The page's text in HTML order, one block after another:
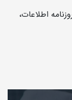
اطلاعات،